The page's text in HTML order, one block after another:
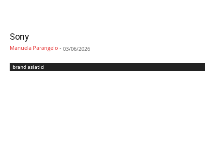
Sony
Manuela Parangelo - 03/06/2026
brand asiatici